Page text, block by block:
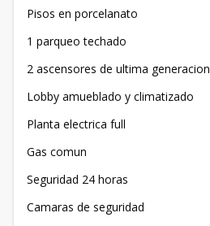
Pisos en porcelanato
1 parqueo techado
2 ascensores de ultima generacion
Lobby amueblado y climatizado
Planta electrica full
Gas comun
Seguridad 24 horas
Camaras de seguridad